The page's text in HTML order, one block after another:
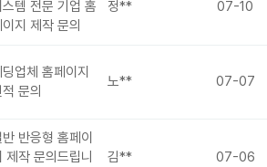
스템 전문 기업 홈
지 제작 문의
정** 07-10
업체 홈페이지
문의
노** 07-07
반 반응형 홈페이
제작 문의드립니
김** 07-06